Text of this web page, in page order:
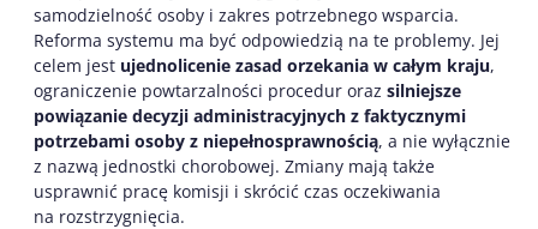
samodzielność osoby i zakres potrzebnego wsparcia.
Reforma systemu ma być odpowiedzią na te problemy. Jej
celem jest ujednolicenie zasad orzekania w całym kraju,
ograniczenie powtarzalności procedur oraz silniejsze
powiązanie decyzji administracyjnych z faktycznymi
potrzebami osoby z niepełnosprawnością, a nie wyłącznie
z nazwą jednostki chorobowej. Zmiany mają także
usprawnić pracę komisji i skrócić czas oczekiwania
na rozstrzygnięcia.